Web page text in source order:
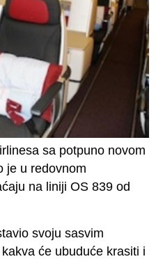
sa potpuno novom
je u redovnom
na liniji OS 839 od
svoju sasvim
će ubuduće krasiti i